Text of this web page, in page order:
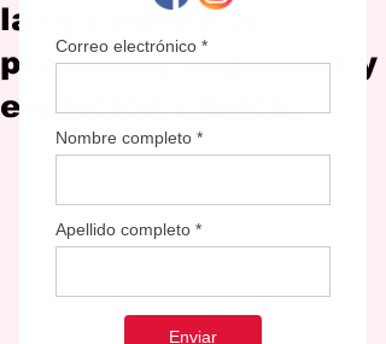
la era robótica:
precisión, seguridad y
evolución clínica.